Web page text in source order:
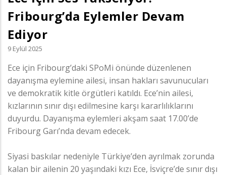
Fribourg’da Eylemler Devam
Ediyor
9 Eylül 2025
Ece için Fribourg’daki SPoMi önünde düzenlenen
dayanışma eylemine ailesi, insan hakları savunucuları
ve demokratik kitle örgütleri katıldı. Ece’nin ailesi,
kızlarının sınır dışı edilmesine karşı kararlılıklarını
duyurdu. Dayanışma eylemleri akşam saat 17.00’de
Fribourg Garı’nda devam edecek.
Siyasi baskılar nedeniyle Türkiye’den ayrılmak zorunda
kalan bir ailenin 20 yaşındaki kızı Ece, İsviçre’de sınır dışı